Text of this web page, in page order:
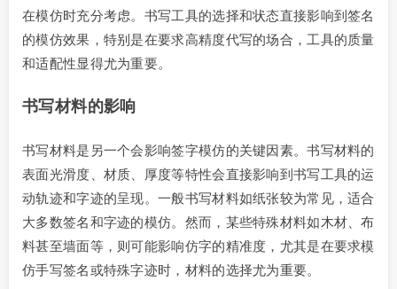
在模仿时充分考虑。书写工具的选择和状态直接影响到签名
的模仿效果，特别是在要求高精度代写的场合，工具的质量
和适配性显得尤为重要。
书写材料的影响
书写材料是另一个会影响签字模仿的关键因素。书写材料的
表面光滑度、材质、厚度等特性会直接影响到书写工具的运
动轨迹和字迹的呈现。一般书写材料如纸张较为常见，适合
大多数签名和字迹的模仿。然而，某些特殊材料如木材、布
料甚至墙面等，则可能影响仿字的精准度，尤其是在要求模
仿手写签名或特殊字迹时，材料的选择尤为重要。